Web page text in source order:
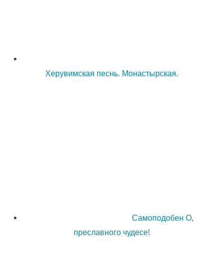
Херувимская песнь. Монастырская.
Самоподобен О,
преславного чудесе!